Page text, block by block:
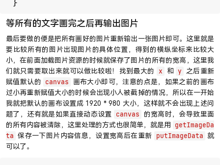
}
等所有的文字画完之后再输出图片
最后要做的便是把所有画好的图片重新输出一张图片即可。这里就是
要比较所有的图片出现图片的具体位置，得到的横纵坐标来比较大
小，在前面加载图片资源的时候就保存了图片的所有的宽高，这里我
们就只需要取出来就可以做比较啦！找到最大的 x 和 y
之后重新
赋值默认的 canvas 画布大小即可，注意的点是，如果之前的画布
过小再重新赋值大小的时候会出现小人被截掉的情况，所以在一开始
我就把默认的画布设置成 1920 * 980 大小，这样就不会出现上述问
题了，还有就是如果直接动态设置 canvas
的宽高时，会导致里面
的所有内容被清除，这里处理的方式也很简单，就是用 getImageDa
ta 保存一下图片内容信息，设置宽高后在重新 putImageData 就
可以了。